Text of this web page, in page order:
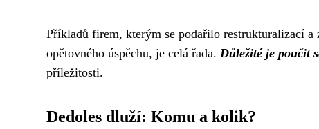
Příkladů firem, kterým se podařilo restrukturalizací a
opětovného úspěchu, je celá řada. Důležité je poučit
příležitosti.
Dedoles dluží: Komu a kolik?